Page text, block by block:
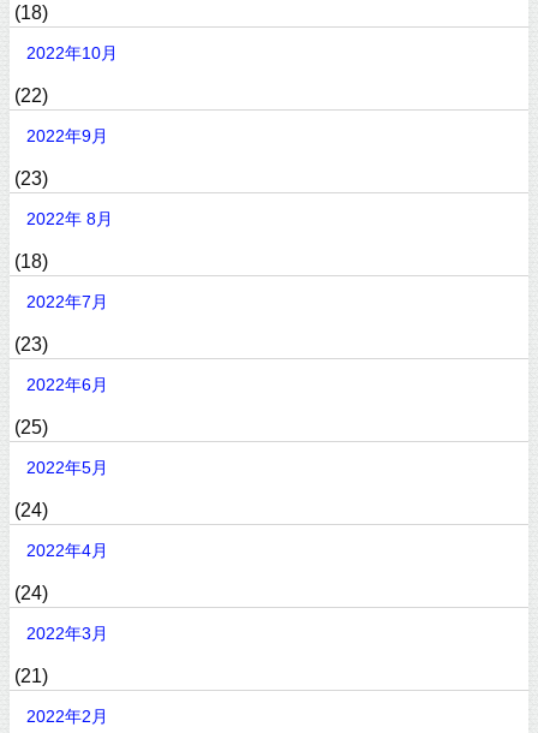
(18)
2022年10月
(22)
2022年9月
(23)
2022年 8月
(18)
2022年7月
(23)
2022年6月
(25)
2022年5月
(24)
2022年4月
(24)
2022年3月
(21)
2022年2月